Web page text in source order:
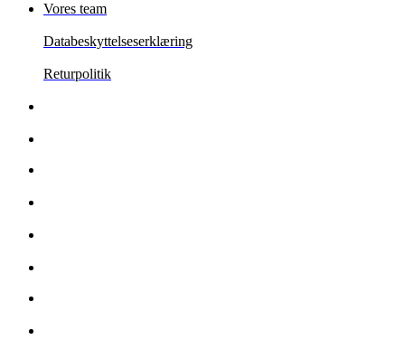
Vores team
Databeskyttelseserklæring
Returpolitik